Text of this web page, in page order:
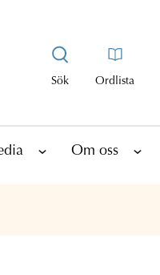
Sök Ordlista
Om oss